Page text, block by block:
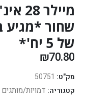
שחור *מגיע
של 5 יח'*
₪70.80
מק"ט: 50751
קטגוריה: דמויות/מותגים